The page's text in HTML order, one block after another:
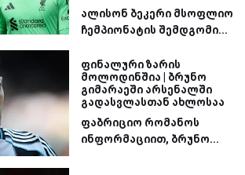
ალისონ ბეკერი მსოფლიო
ჩემპიონატის შემდგომი...
ფინალური ზარის
მოლოდინშია | ბრუნო
გიმარაეში არსენალში
გადასვლასთან ახლოსაა
ფაბრიციო რომანოს
ინფორმაციით, ბრუნო...